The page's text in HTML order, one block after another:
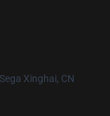
Xinghai, CN